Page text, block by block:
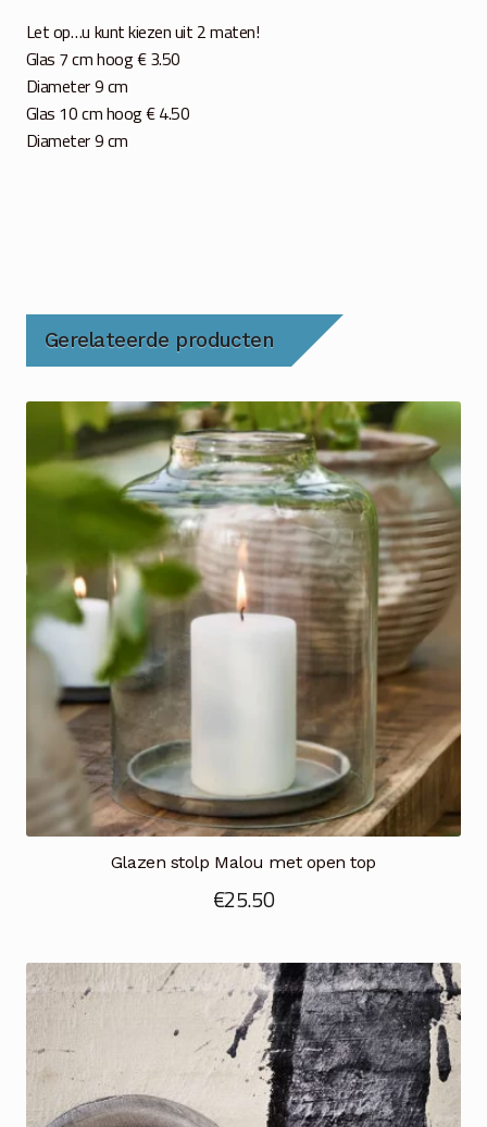
Let op…u kunt kiezen uit 2 maten!
Glas 7 cm hoog € 3.50
Diameter 9 cm
Glas 10 cm hoog € 4.50
Diameter 9 cm
Gerelateerde producten
Glazen stolp Malou met open top
€25.50